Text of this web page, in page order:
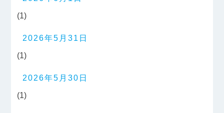
(1)
2026年5月31日
(1)
2026年5月30日
(1)